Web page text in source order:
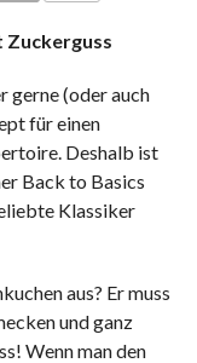
Zuckerguss
gerne (oder auch
für einen
Deshalb ist
Back to Basics
Klassiker
aus? Er muss
und ganz
Wenn man den